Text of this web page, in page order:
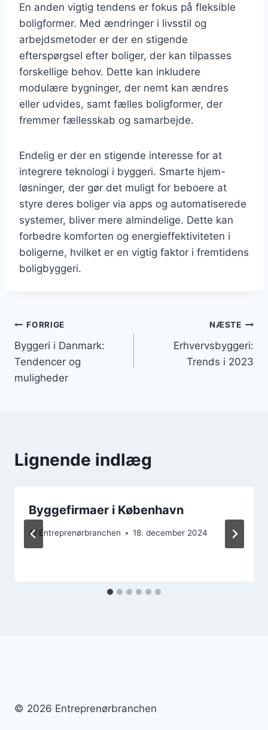
En anden vigtig tendens er fokus på fleksible
boligformer. Med ændringer i livsstil og
arbejdsmetoder er der en stigende
efterspørgsel efter boliger, der kan tilpasses
forskellige behov. Dette kan inkludere
modulære bygninger, der nemt kan ændres
eller udvides, samt fælles boligformer, der
fremmer fællesskab og samarbejde.
Endelig er der en stigende interesse for at
integrere teknologi i byggeri. Smarte hjem-
løsninger, der gør det muligt for beboere at
styre deres boliger via apps og automatiserede
systemer, bliver mere almindelige. Dette kan
forbedre komforten og energieffektiviteten i
boligerne, hvilket er en vigtig faktor i fremtidens
boligbyggeri.
Indlægsnavigation
FORRIGE
Byggeri i Danmark:
Tendencer og
muligheder
NÆSTE
Erhvervsbyggeri:
Trends i 2023
Lignende indlæg
Byggefirmaer i København
Af Entreprenørbranchen 18. december 2024
© 2026 Entreprenørbranchen